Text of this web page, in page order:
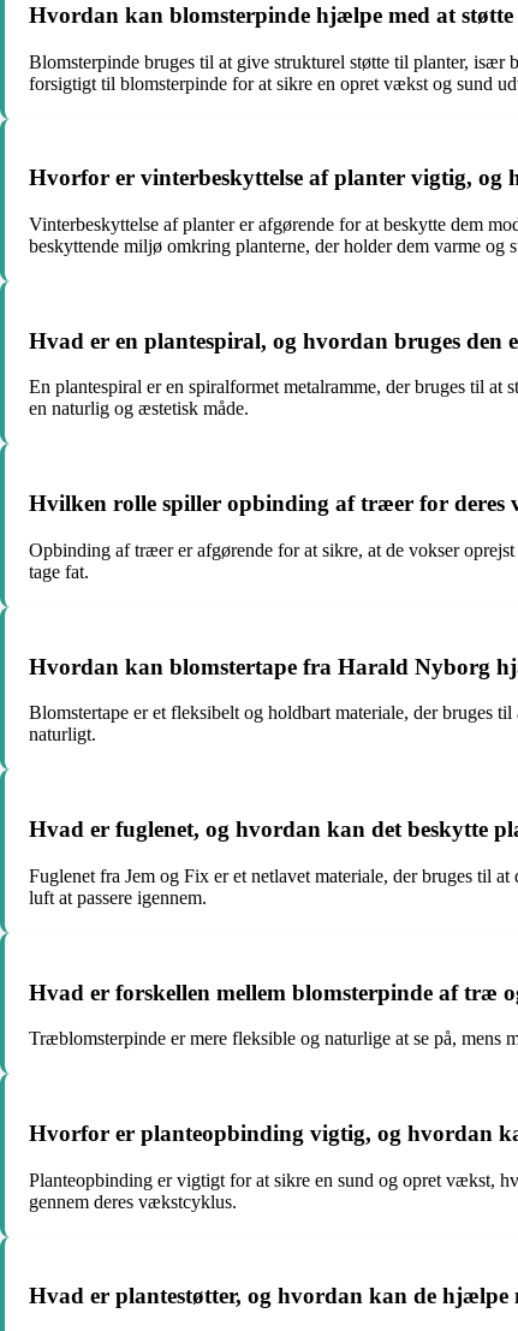
Hvordan kan blomsterpinde hjælpe med at
Blomsterpinde bruges til at give strukturel støtte til planter,
forsigtigt til blomsterpinde for at sikre en opret vækst og sund
Hvorfor er vinterbeskyttelse af planter vigtig,
Vinterbeskyttelse af planter er afgørende for at beskytte dem
beskyttende miljø omkring planterne, der holder dem varme og
Hvad er en plantespiral, og hvordan bruges den
En plantespiral er en spiralformet metalramme, der bruges til at
en naturlig og æstetisk måde.
Hvilken rolle spiller opbinding af træer for deres
Opbinding af træer er afgørende for at sikre, at de vokser
tage fat.
Hvordan kan blomstertape fra Harald Nyborg
Blomstertape er et fleksibelt og holdbart materiale, der bruges
naturligt.
Hvad er fuglenet, og hvordan kan det beskytte
Fuglenet fra Jem og Fix er et netlavet materiale, der bruges til
luft at passere igennem.
Hvad er forskellen mellem blomsterpinde af træ
Træblomsterpinde er mere fleksible og naturlige at se på, mens
Hvorfor er planteopbinding vigtig, og hvordan
Planteopbinding er vigtigt for at sikre en sund og opret vækst,
gennem deres vækstcyklus.
Hvad er plantestøtter, og hvordan kan de hjælpe